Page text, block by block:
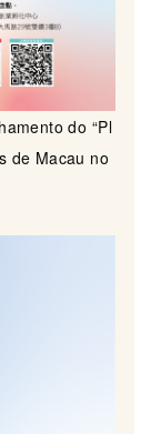
do “Pl
de Macau no